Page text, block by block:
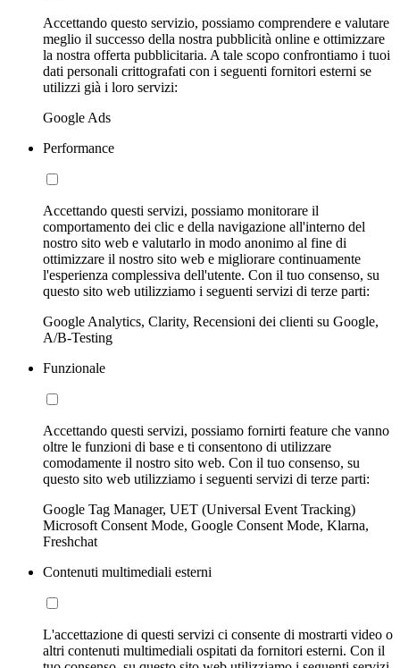
Accettando questo servizio, possiamo comprendere e valutare
meglio il successo della nostra pubblicità online e ottimizzare
la nostra offerta pubblicitaria. A tale scopo confrontiamo i tuoi
dati personali crittografati con i seguenti fornitori esterni se
utilizzi già i loro servizi:
Google Ads
Performance
Accettando questi servizi, possiamo monitorare il
comportamento dei clic e della navigazione all'interno del
nostro sito web e valutarlo in modo anonimo al fine di
ottimizzare il nostro sito web e migliorare continuamente
l'esperienza complessiva dell'utente. Con il tuo consenso, su
questo sito web utilizziamo i seguenti servizi di terze parti:
Google Analytics, Clarity, Recensioni dei clienti su Google,
A/B-Testing
Funzionale
Accettando questi servizi, possiamo fornirti feature che vanno
oltre le funzioni di base e ti consentono di utilizzare
comodamente il nostro sito web. Con il tuo consenso, su
questo sito web utilizziamo i seguenti servizi di terze parti:
Google Tag Manager, UET (Universal Event Tracking)
Microsoft Consent Mode, Google Consent Mode, Klarna,
Freshchat
Contenuti multimediali esterni
L'accettazione di questi servizi ci consente di mostrarti video o
altri contenuti multimediali ospitati da fornitori esterni. Con il